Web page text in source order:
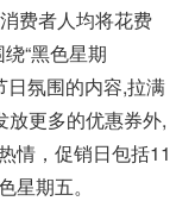
费者人均将花费
“黑色星期
日氛围的内容,拉满
放更多的优惠券外,
情，促销日包括11
星期五。